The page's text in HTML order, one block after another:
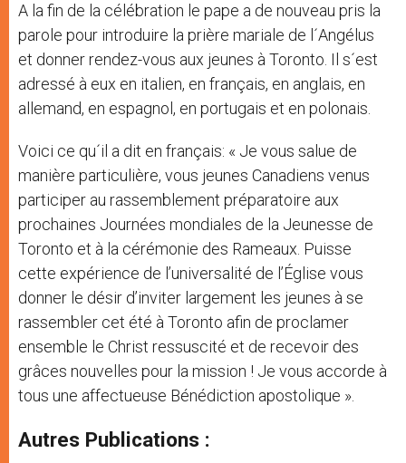
A la fin de la célébration le pape a de nouveau pris la
parole pour introduire la prière mariale de l´Angélus
et donner rendez-vous aux jeunes à Toronto. Il s´est
adressé à eux en italien, en français, en anglais, en
allemand, en espagnol, en portugais et en polonais.
Voici ce qu´il a dit en français: « Je vous salue de
manière particulière, vous jeunes Canadiens venus
participer au rassemblement préparatoire aux
prochaines Journées mondiales de la Jeunesse de
Toronto et à la cérémonie des Rameaux. Puisse
cette expérience de l’universalité de l’Église vous
donner le désir d’inviter largement les jeunes à se
rassembler cet été à Toronto afin de proclamer
ensemble le Christ ressuscité et de recevoir des
grâces nouvelles pour la mission ! Je vous accorde à
tous une affectueuse Bénédiction apostolique ».
Autres Publications :